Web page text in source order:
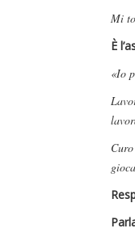
Mi
È
«Io